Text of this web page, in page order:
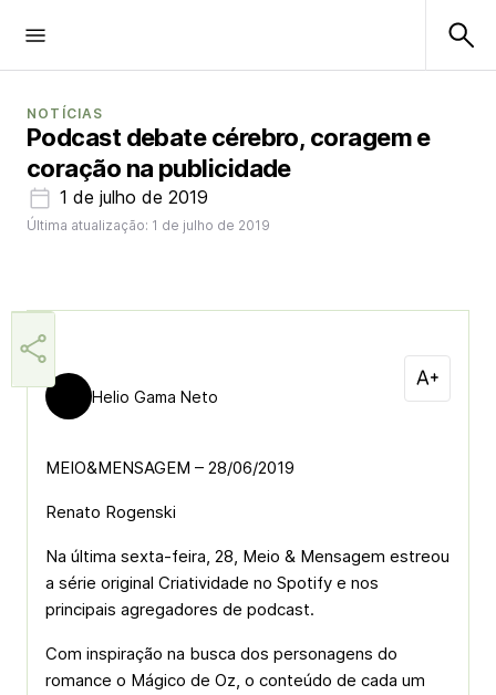
NOTÍCIAS
Podcast debate cérebro, coragem e
coração na publicidade
1 de julho de 2019
Última atualização: 1 de julho de 2019
Helio Gama Neto
MEIO&MENSAGEM – 28/06/2019
Renato Rogenski
Na última sexta-feira, 28, Meio & Mensagem estreou
a série original Criatividade no Spotify e nos
principais agregadores de podcast.
Com inspiração na busca dos personagens do
romance o Mágico de Oz, o conteúdo de cada um